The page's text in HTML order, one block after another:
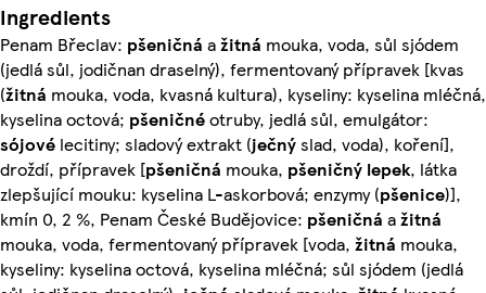
Ingredients
Penam Břeclav: pšeničná ažitná mouka, voda, sůl sjódem
(jedlá sůl, jodičnan draselný), fermentovaný přípravek [kvas
(žitná mouka, voda, kvasná kultura), kyseliny: kyselina mléčná,
kyselina octová; pšeničnéotruby, jedlá sůl, emulgátor:
sójové lecitiny; sladový extrakt (ječnýslad, voda), koření],
droždí, přípravek [pšeničná mouka, pšeničný lepek, látka
zlepšující mouku: kyselina L-askorbová; enzymy (pšenice)],
kmín 0, 2 %, Penam České Budějovice: pšeničná ažitná
mouka, voda, fermentovaný přípravek [voda, žitná mouka,
kyseliny: kyselina octová, kyselina mléčná; sůl sjódem (jedlá